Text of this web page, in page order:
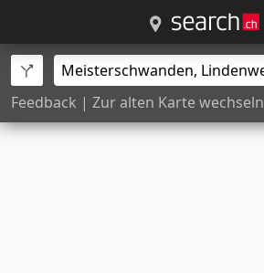
Feedback | Zur alten Karte wechseln